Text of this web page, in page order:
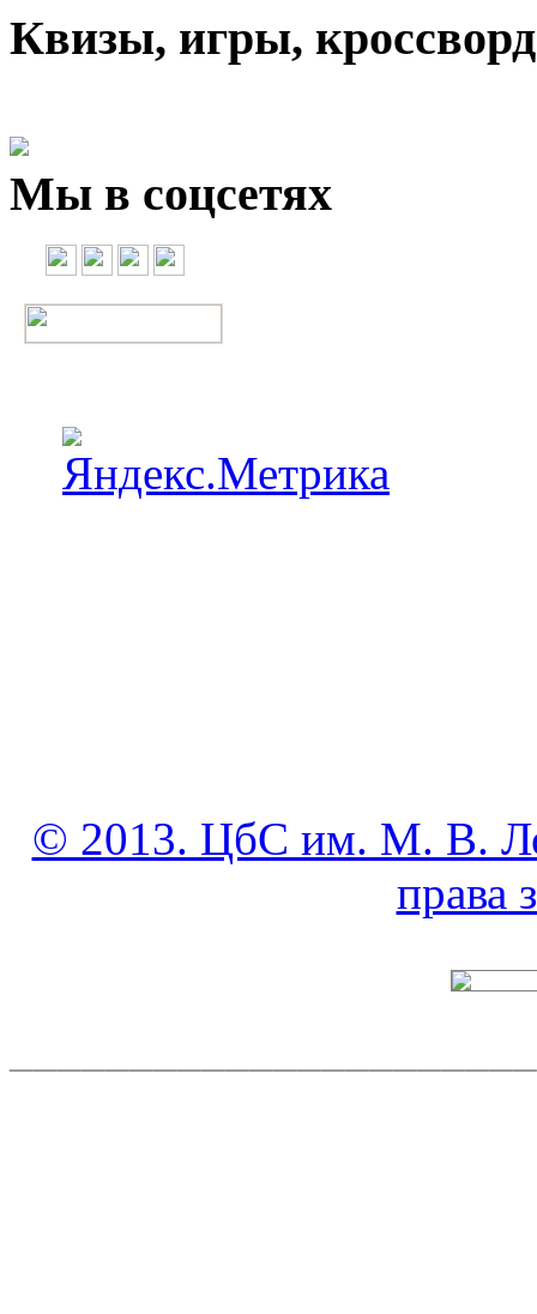
Квизы, игры,
Мы в соцсетях
© 2013. ЦбС им. М. В.
права